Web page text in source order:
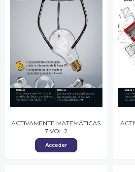
ACTIVAMENTE MATEMÁTICAS
7 VOL 2
Acceder